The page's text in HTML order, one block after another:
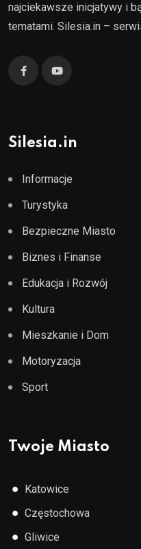
najciekawsze inicjatywy i
tematami. Silesia.in –
Silesia.in
Informacje
Turystyka
Bezpieczne Miasto
Biznes i Finanse
Edukacja i Rozwój
Kultura
Mieszkanie i Dom
Motoryzacja
Sport
Twoje Miasto
● Katowice
● Częstochowa
● Gliwice